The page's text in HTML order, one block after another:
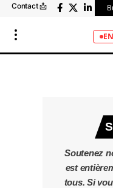
Contact 📩
Soutenez
est
tous. Si